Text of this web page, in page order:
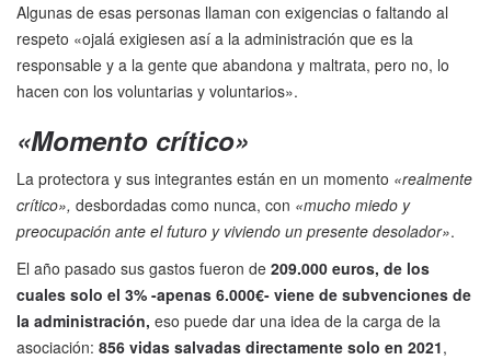
Algunas de esas personas llaman con exigencias o faltando al
respeto «ojalá exigiesen así a la administración que es la
responsable y a la gente que abandona y maltrata, pero no, lo
hacen con los voluntarias y voluntarios».
«Momento crítico»
La protectora y sus integrantes están en un momento «realmente
crítico», desbordadas como nunca, con «mucho miedo y
preocupación ante el futuro y viviendo un presente desolador».
El año pasado sus gastos fueron de 209.000 euros, de los
cuales solo el 3% -apenas 6.000€- viene de subvenciones de
la administración, eso puede dar una idea de la carga de la
asociación: 856 vidas salvadas directamente solo en 2021,